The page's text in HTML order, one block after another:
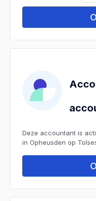
Deze accountant is
in Opheusden op